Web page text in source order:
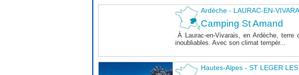
Ardèche - LAURAC-EN-
Camping St Amand
À Laurac-en-Vivarais, en Ardèche,
inoubliables. Avec son climat tempér...
Hautes-Alpes - ST LEGER